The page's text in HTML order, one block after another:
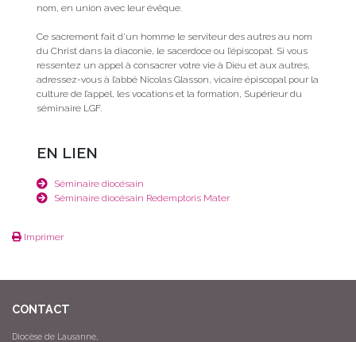
nom, en union avec leur évêque.
Ce sacrement fait d’un homme le serviteur des autres au nom
du Christ dans la diaconie, le sacerdoce ou l’épiscopat. Si vous
ressentez un appel à consacrer votre vie à Dieu et aux autres,
adressez-vous à l’abbé Nicolas Glasson, vicaire épiscopal pour la
culture de l’appel, les vocations et la formation, Supérieur du
séminaire LGF.
EN LIEN
Séminaire diocésain
Séminaire diocésain Redemptoris Mater
Imprimer
CONTACT
Diocèse de Lausanne,